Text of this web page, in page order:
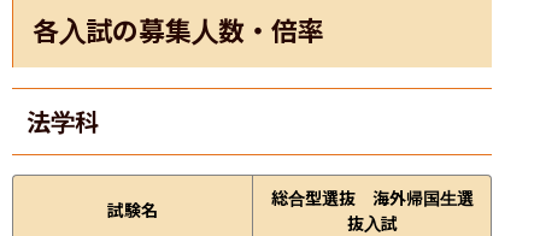
各入試の募集人数・倍率
法学科
試験名
総合型選抜 海外帰国生選
抜入試